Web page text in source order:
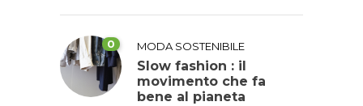
0 MODA SOSTENIBILE
Slow fashion : il
movimento che fa
bene al pianeta